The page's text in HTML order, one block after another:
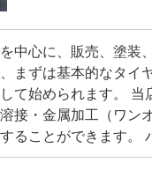
中心に、販売、塗装
まずは基本的なタイ
て始められます。
接・金属加工（ワン
ることができます。
ん。